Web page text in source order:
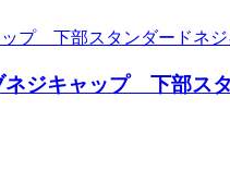
ネジキャップ 下部ス